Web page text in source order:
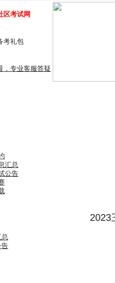
区考试网
考礼包
，专业客服答疑
汇总
公告
2023
告